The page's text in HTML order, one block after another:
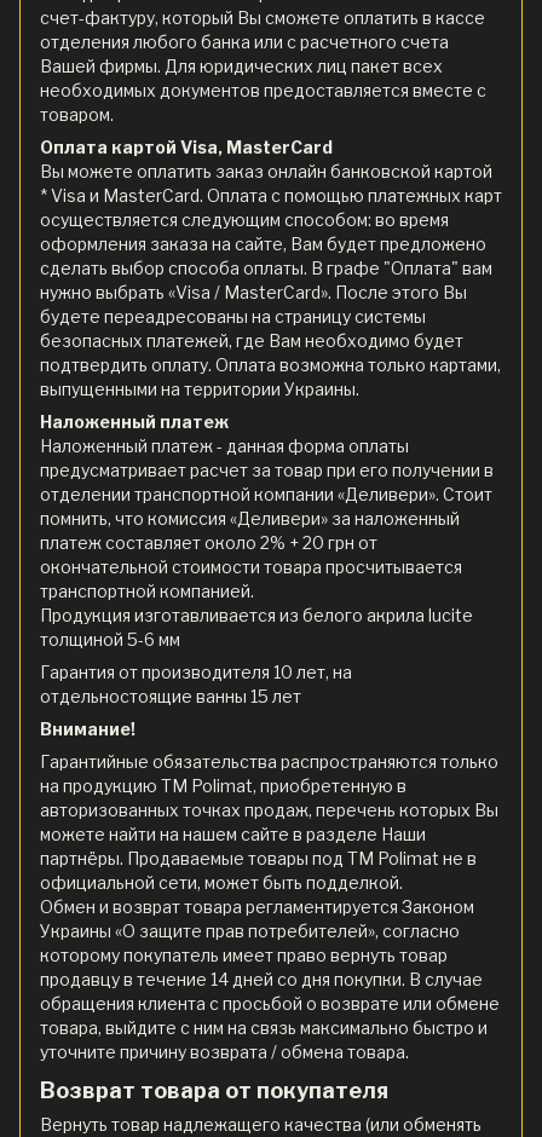
счет-фактуру, который Вы сможете оплатить в кассе
отделения любого банка или с расчетного счета
Вашей фирмы. Для юридических лиц пакет всех
необходимых документов предоставляется вместе с
товаром.
Оплата картой Visa, MasterCard
Вы можете оплатить заказ онлайн банковской картой
* Visa и MasterCard. Оплата с помощью платежных карт
осуществляется следующим способом: во время
оформления заказа на сайте, Вам будет предложено
сделать выбор способа оплаты. В графе "Оплата" вам
нужно выбрать «Visa / MasterCard». После этого Вы
будете переадресованы на страницу системы
безопасных платежей, где Вам необходимо будет
подтвердить оплату. Оплата возможна только картами,
выпущенными на территории Украины.
Наложенный платеж
Наложенный платеж - данная форма оплаты
предусматривает расчет за товар при его получении в
отделении транспортной компании «Деливери». Стоит
помнить, что комиссия «Деливери» за наложенный
платеж составляет около 2% + 20 грн от
окончательной стоимости товара просчитывается
транспортной компанией.
Продукция изготавливается из белого акрила lucite
толщиной 5-6 мм
Гарантия от производителя 10 лет, на
отдельностоящие ванны 15 лет
Внимание!
Гарантийные обязательства распространяются только
на продукцию ТМ Polimat, приобретенную в
авторизованных точках продаж, перечень которых Вы
можете найти на нашем сайте в разделе Наши
партнёры. Продаваемые товары под ТМ Polimat не в
официальной сети, может быть подделкой.
Обмен и возврат товара регламентируется Законом
Украины «О защите прав потребителей», согласно
которому покупатель имеет право вернуть товар
продавцу в течение 14 дней со дня покупки. В случае
обращения клиента с просьбой о возврате или обмене
товара, выйдите с ним на связь максимально быстро и
уточните причину возврата / обмена товара.
Возврат товара от покупателя
Вернуть товар надлежащего качества (или обменять